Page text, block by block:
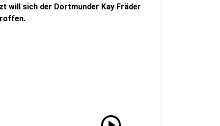
will sich der Dortmunder Kay Fräder